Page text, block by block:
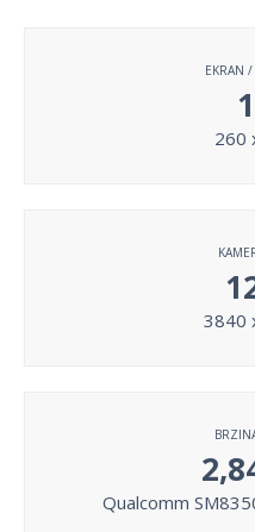
EKRAN
260
3840
Qualcomm